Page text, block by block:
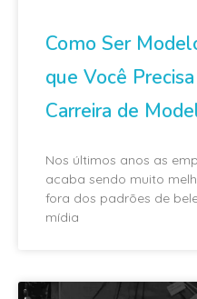
Como Ser
que Você
Carreira de
Nos últimos anos as
acaba sendo muito
fora dos padrões de
mídia